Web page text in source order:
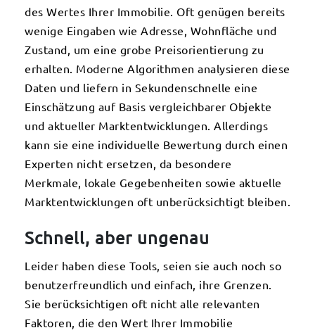
des Wertes Ihrer Immobilie. Oft genügen bereits
wenige Eingaben wie Adresse, Wohnfläche und
Zustand, um eine grobe Preisorientierung zu
erhalten. Moderne Algorithmen analysieren diese
Daten und liefern in Sekundenschnelle eine
Einschätzung auf Basis vergleichbarer Objekte
und aktueller Marktentwicklungen. Allerdings
kann sie eine individuelle Bewertung durch einen
Experten nicht ersetzen, da besondere
Merkmale, lokale Gegebenheiten sowie aktuelle
Marktentwicklungen oft unberücksichtigt bleiben.
Schnell, aber ungenau
Leider haben diese Tools, seien sie auch noch so
benutzerfreundlich und einfach, ihre Grenzen.
Sie berücksichtigen oft nicht alle relevanten
Faktoren, die den Wert Ihrer Immobilie